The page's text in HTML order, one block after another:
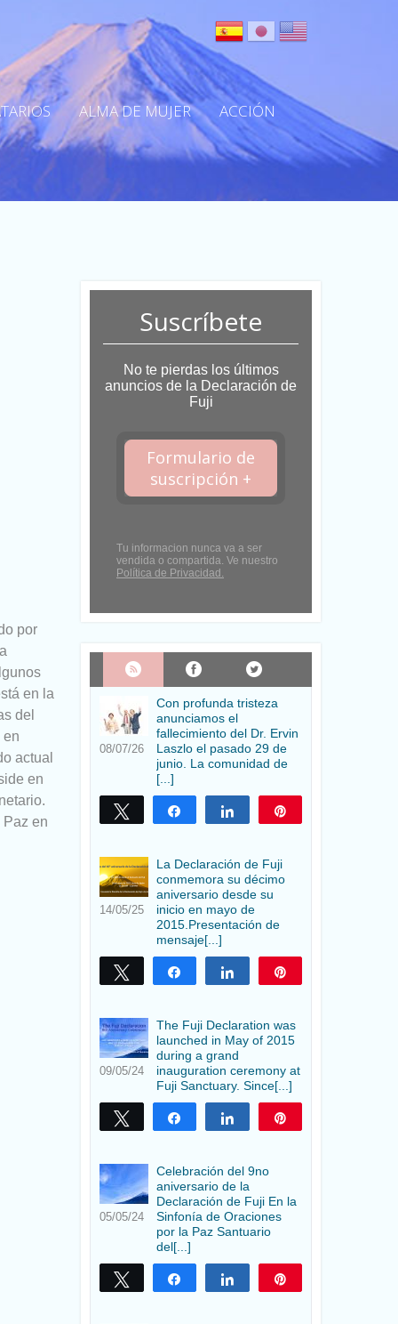
ALMA DE MUJER ACCIÓN
por
en la
del
en
actual
en
en
Suscríbete
No te pierdas los últimos
anuncios de la Declaración de
Fuji
Formulario de
suscripción +
Tu informacion nunca va a ser
vendida o compartida. Ve nuestro
Política de Privacidad.
08/07/26
Con profunda tristeza
anunciamos el
fallecimiento del Dr. Ervin
Laszlo el pasado 29 de
junio. La comunidad de
[...]
Twittear Compartir Compartir
14/05/25
La Declaración de Fuji
conmemora su décimo
aniversario desde su
inicio en mayo de
2015.Presentación de
mensaje[...]
Twittear Compartir Compartir
09/05/24
The Fuji Declaration was
launched in May of 2015
during a grand
inauguration ceremony at
Fuji Sanctuary. Since[...]
Twittear Compartir Compartir
05/05/24
Celebración del 9no
aniversario de la
Declaración de Fuji En la
Sinfonía de Oraciones
por la Paz Santuario
del[...]
Twittear Compartir Compartir